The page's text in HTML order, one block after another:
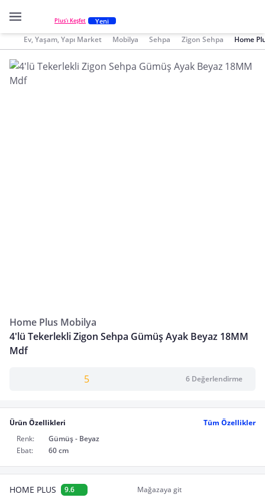
Plus'ı Keşfet Yeni
Ev, Yaşam, Yapı Market Mobilya Sehpa Zigon Sehpa Home
Home Plus Mobilya
4'lü Tekerlekli Zigon Sehpa Gümüş Ayak Beyaz 18MM
Mdf
5 6 Değerlendirme
Ürün Özellikleri
Tüm Özellikler
Renk:
Gümüş - Beyaz
Ebat:
60 cm
HOME PLUS 9.6 Mağazaya git